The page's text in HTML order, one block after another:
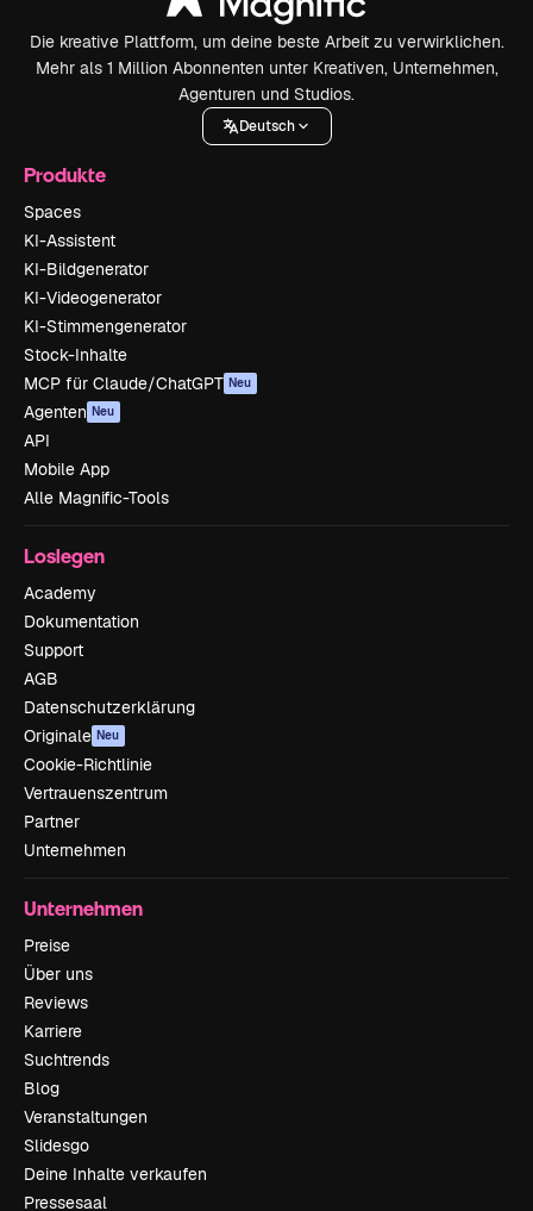
Die kreative Plattform, um deine beste Arbeit zu verwirklichen.
Mehr als 1 Million Abonnenten unter Kreativen, Unternehmen,
Agenturen und Studios.
Deutsch
Produkte
Spaces
KI-Assistent
KI-Bildgenerator
KI-Videogenerator
KI-Stimmengenerator
Stock-Inhalte
MCP für Claude/ChatGPT Neu
Agenten Neu
API
Mobile App
Alle Magnific-Tools
Loslegen
Academy
Dokumentation
Support
AGB
Datenschutzerklärung
Originale Neu
Cookie-Richtlinie
Vertrauenszentrum
Partner
Unternehmen
Unternehmen
Preise
Über uns
Reviews
Karriere
Suchtrends
Blog
Veranstaltungen
Slidesgo
Deine Inhalte verkaufen
Pressesaal